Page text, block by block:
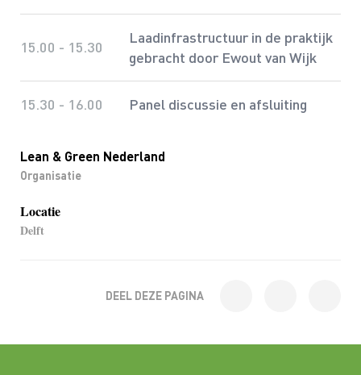
Lean & Green Nederland
Organisatie
Locatie
Delft
15.00 - 15.30
Laadinfrastructuur in de praktijk
gebracht door Ewout van Wijk
15.30 - 16.00 Panel discussie en afsluiting
DEEL DEZE PAGINA